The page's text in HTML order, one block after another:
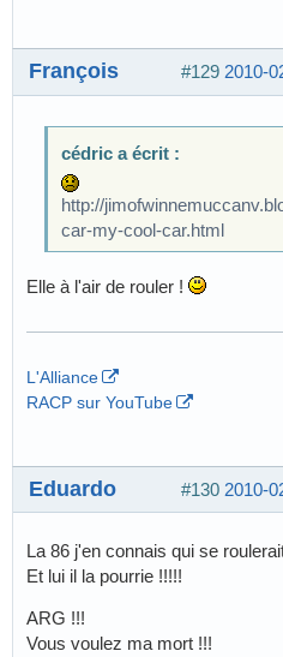
#129 2010-
François
cédric a écrit :
http://
car-my-cool-car.html
Elle à l'air de rouler !
L'Alliance
RACP sur YouTube
#130 2010-
Eduardo
La 86 j'en connais qui se
Et lui il la pourrie !!!!!
ARG !!!
Vous voulez ma mort !!!